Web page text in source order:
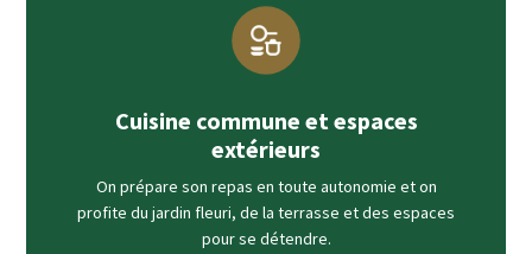
Cuisine commune et espaces
extérieurs
On prépare son repas en toute autonomie et on
profite du jardin fleuri, de la terrasse et des espaces
pour se détendre.